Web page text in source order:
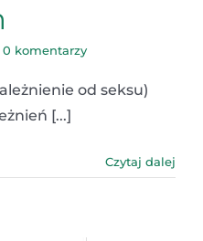
0 komentarzy
od seksu)
[...]
Czytaj dalej